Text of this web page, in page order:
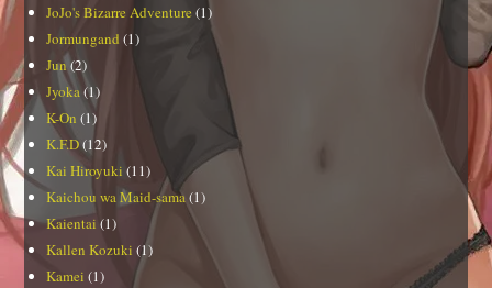
JoJo's Bizarre Adventure (1)
Jormungand (1)
Jun (2)
Jyoka (1)
K-On (1)
K.F.D(12)
Kai Hiroyuki (11)
Kaichou wa Maid-sama (1)
Kaientai (1)
Kallen Kozuki (1)
Kamei (1)